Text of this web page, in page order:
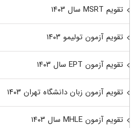
تقویم MSRT سال ۱۴۰۳
تقویم آزمون تولیمو ۱۴۰۳
تقویم آزمون EPT سال ۱۴۰۳
تقویم آزمون زبان دانشگاه تهران ۱۴۰۳
تقویم آزمون MHLE سال ۱۴۰۳